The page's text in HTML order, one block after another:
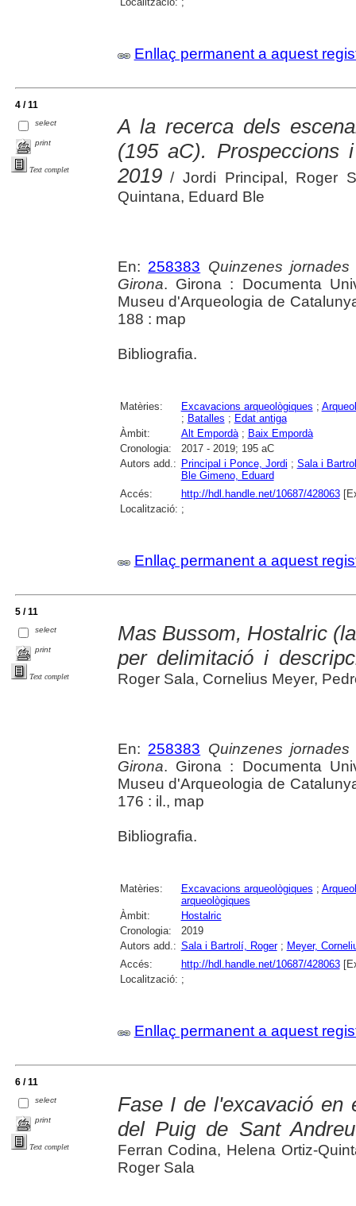
Enllaç permanent a aquest
4 / 11
select
print
Text complet
A la recerca dels
(195 aC). Prospeccions
2019/ Jordi Principal, Roger
Quintana, Eduard Ble
En: 258383 Quinzenes
Girona. Girona : Documenta
Museu d'Arqueologia de
188 : map
Bibliografia.
Matèries: Excavacions arqueològiques ;
; Batalles ; Edat antiga
Àmbit:
Alt Empordà; Baix Empordà
Cronologia:
2017 - 2019; 195 aC
Autors add.: Principal i Ponce, Jordi ; Sala i
Ble Gimeno, Eduard
Accés:
http://hdl.handle.net/10687/428063
Localització: ;
Enllaç permanent a aquest
5 / 11
select
print
Text complet
Mas Bussom, Hostalric
per delimitació i
Roger Sala, Cornelius Meyer,
En: 258383 Quinzenes
Girona. Girona : Documenta
Museu d'Arqueologia de
176 : il., map
Bibliografia.
Matèries: Excavacions arqueològiques ;
arqueològiques
Àmbit:
Hostalric
Cronologia:
2019
Autors add.: Sala i Bartrolí, Roger; Meyer,
Accés:
http://hdl.handle.net/10687/428063
Localització: ;
Enllaç permanent a aquest
6 / 11
select
print
Text complet
Fase I de l'excavació en
del Puig de Sant
Ferran Codina, Helena Ortiz-
Roger Sala